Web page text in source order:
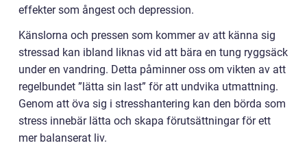
effekter som ångest och depression.
Känslorna och pressen som kommer av att känna sig
stressad kan ibland liknas vid att bära en tung ryggsäck
under en vandring. Detta påminner oss om vikten av att
regelbundet ”lätta sin last” för att undvika utmattning.
Genom att öva sig i stresshantering kan den börda som
stress innebär lätta och skapa förutsättningar för ett
mer balanserat liv.